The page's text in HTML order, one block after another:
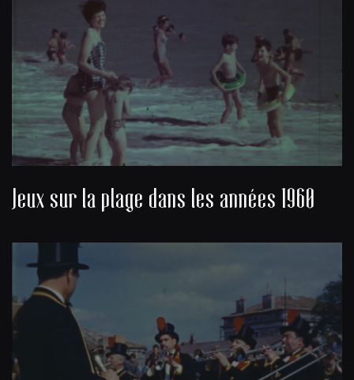
Jeux sur la plage dans les années 1960